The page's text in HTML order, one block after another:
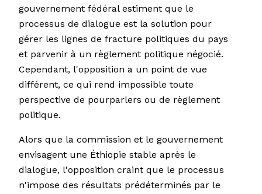
gouvernement fédéral estiment que le
processus de dialogue est la solution pour
gérer les lignes de fracture politiques du pays
et parvenir à un règlement politique négocié.
Cependant, l'opposition a un point de vue
différent, ce qui rend impossible toute
perspective de pourparlers ou de règlement
politique.
Alors que la commission et le gouvernement
envisagent une Éthiopie stable après le
dialogue, l'opposition craint que le processus
n'impose des résultats prédéterminés par le